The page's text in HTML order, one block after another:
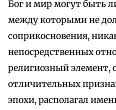
Бог и мир могут быть
между которыми не
соприкосновения,
непосредственных
религиозный элемент,
отличительных
эпохи, располагал